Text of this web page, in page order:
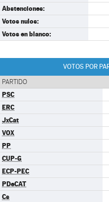
Abstenciones:
Votos nulos:
Votos en blanco:
VOTOS POR
PARTIDO
PSC
ERC
JxCat
VOX
PP
CUP-G
ECP-PEC
PDeCAT
Cs